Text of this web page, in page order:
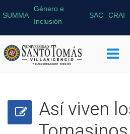
SUMMA
Género e
Inclusión
SAC CRAI
Así viven